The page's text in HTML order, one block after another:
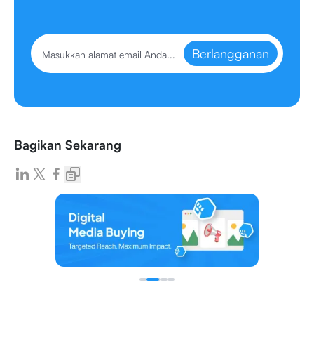
Berlangganan
Bagikan Sekarang